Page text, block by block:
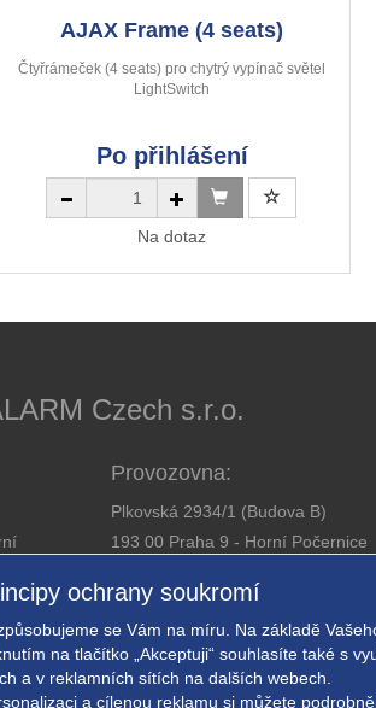
ochrany soukromí
se Vám na míru. Na základě
na tlačítko „Akceptuji“ souhlasíte také s
a v reklamních sítích na dalších webech.
a cílenou reklamu si můžete
AJAX Frame (4 seats)
Čtyřrámeček (4 seats) pro chytrý vypínač světel
LightSwitch
Po přihlášení
Na dotaz
Czech s.r.o.
Provozovna:
Plkovská 2934/1 (Budova B)
193 00 Praha 9 - Horní Počernice
Email:obchod@expressalarm.cz